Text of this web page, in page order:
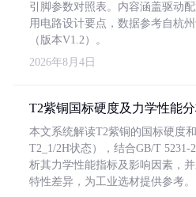
引脚参数对照表。内容涵盖驱动
用电路设计要点，数据参考自杭
（版本V1.2）。
2026年8月4日
T2紫铜国标硬度及力学性能
本文系统解读T2紫铜的国标硬度
T2_1/2H状态），结合GB/T 5231-
析其力学性能指标及影响因素，
特性差异，为工业选材提供参考。